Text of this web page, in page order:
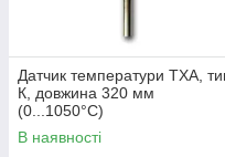
Датчик температури ТХА,
К, довжина 320 мм
(0...1050°C)
В наявності